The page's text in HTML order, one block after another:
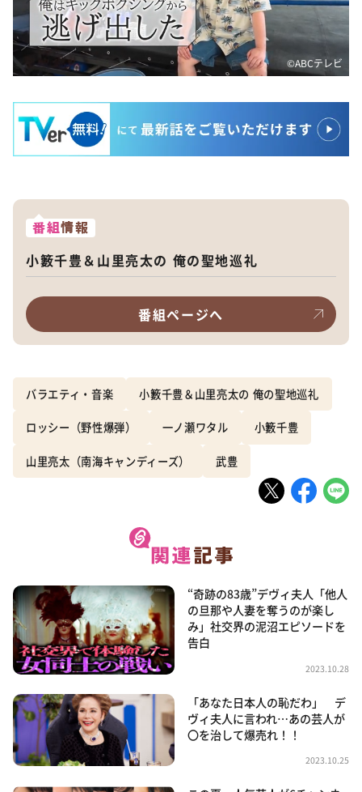
©ABCテレビ
番組情報
小籔千豊＆山里亮太の 俺の聖地巡礼
番組ページへ
バラエティ・音楽 小籔千豊＆山里亮太の 俺の聖地巡礼
ロッシー（野性爆弾） 一ノ瀬ワタル 小籔千豊
山里亮太（南海キャンディーズ） 武豊
“奇跡の83歳”デヴィ夫人「他人
の旦那や人妻を奪うのが楽し
み」社交界の泥沼エピソードを
告白
2023.10.28
「あなた日本人の恥だわ」 デ
ヴィ夫人に言われ…あの芸人が
〇を治して爆売れ！！
2023.10.25